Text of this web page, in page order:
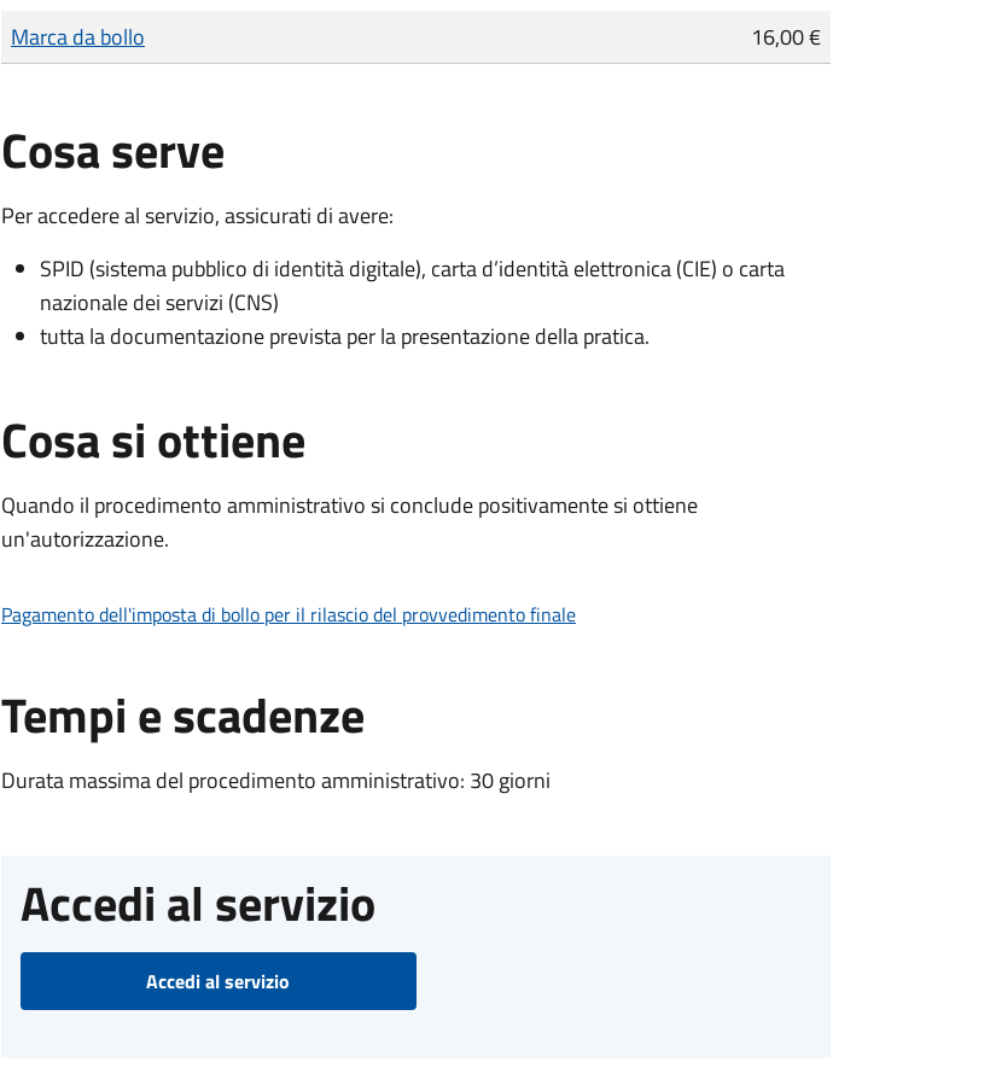
Tipo di pagamento
Importo
Marca da bollo 16,00 €
Cosa serve
Per accedere al servizio, assicurati di avere:
SPID (sistema pubblico di identità digitale), carta d’identità elettronica (CIE) o carta
nazionale dei servizi (CNS)
tutta la documentazione prevista per la presentazione della pratica.
Cosa si ottiene
Quando il procedimento amministrativo si conclude positivamente si ottiene
un'autorizzazione.
Pagamento dell'imposta di bollo per il rilascio del provvedimento finale
Tempi e scadenze
Durata massima del procedimento amministrativo: 30 giorni
Accedi al servizio
Accedi al servizio